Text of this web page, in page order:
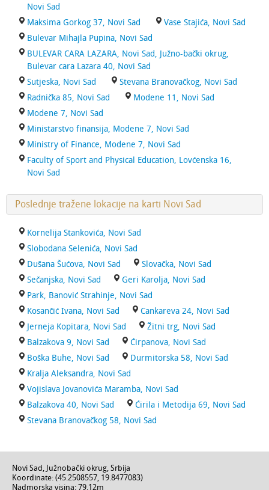
Novi Sad
Maksima Gorkog 37, Novi Sad
Vase Stajića, Novi Sad
Bulevar Mihajla Pupina, Novi Sad
BULEVAR CARA LAZARA, Novi Sad, Južno-bački okrug,
Bulevar cara Lazara 40, Novi Sad
Sutjeska, Novi Sad
Stevana Branovačkog, Novi Sad
Radnička 85, Novi Sad
Modene 11, Novi Sad
Modene 7, Novi Sad
Ministarstvo finansija, Modene 7, Novi Sad
Ministry of Finance, Modene 7, Novi Sad
Faculty of Sport and Physical Education, Lovćenska 16,
Novi Sad
Poslednje tražene lokacije na karti Novi Sad
Kornelija Stankovića, Novi Sad
Slobodana Selenića, Novi Sad
Dušana Šućova, Novi Sad
Slovačka, Novi Sad
Sečanjska, Novi Sad
Geri Karolja, Novi Sad
Park, Banović Strahinje, Novi Sad
Kosančić Ivana, Novi Sad
Cankareva 24, Novi Sad
Jerneja Kopitara, Novi Sad
Žitni trg, Novi Sad
Balzakova 9, Novi Sad
Ćirpanova, Novi Sad
Boška Buhe, Novi Sad
Durmitorska 58, Novi Sad
Kralja Aleksandra, Novi Sad
Vojislava Jovanovića Maramba, Novi Sad
Balzakova 40, Novi Sad
Ćirila i Metodija 69, Novi Sad
Stevana Branovačkog 58, Novi Sad
Novi Sad, Južnobački okrug, Srbija
Koordinate: (45.2508557, 19.8477083)
Nadmorska visina: 79,12m